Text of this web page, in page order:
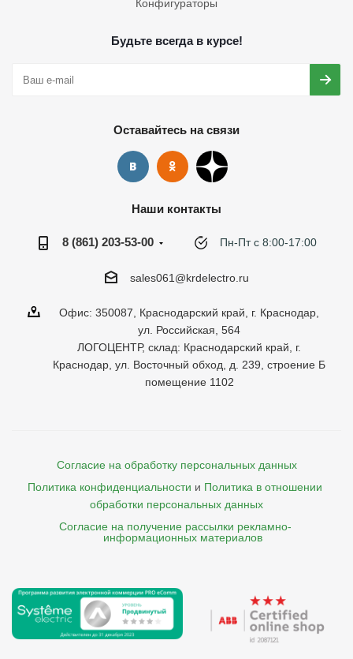
Конфигураторы
Будьте всегда в курсе!
Оставайтесь на связи
Наши контакты
8 (861) 203-53-00 Пн-Пт с 8:00-17:00
sales061@krdelectro.ru
Офис: 350087, Краснодарский край, г. Краснодар,
ул. Российская, 564
ЛОГОЦЕНТР, склад: Краснодарский край, г.
Краснодар, ул. Восточный обход, д. 239, строение Б
помещение 1102
Согласие на обработку персональных данных
Политика конфиденциальности и Политика в отношении
обработки персональных данных
Согласие на получение рассылки рекламно-
    информационных материалов